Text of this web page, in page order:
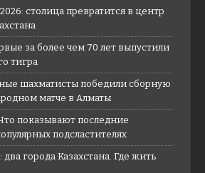
столица превратится в центр
за более чем 70 лет выпустили
тигра
шахматисты победили сборную
матче в Алматы
показывают последние
подсластителях
города Казахстана. Где жить